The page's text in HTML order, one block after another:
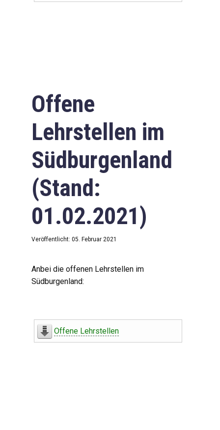
Offene
Lehrstellen im
Südburgenland
(Stand:
01.02.2021)
Veröffentlicht: 05. Februar 2021
Anbei die offenen Lehrstellen im
Südburgenland:
Offene Lehrstellen